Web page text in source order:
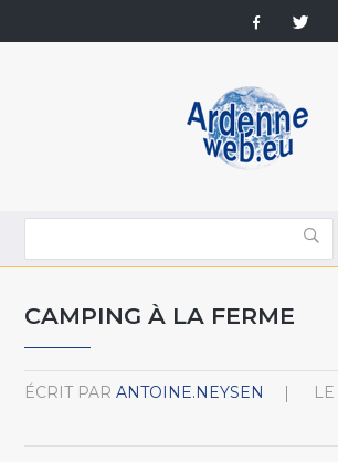
CAMPING À LA FERME
ÉCRIT PAR ANTOINE.NEYSEN LE